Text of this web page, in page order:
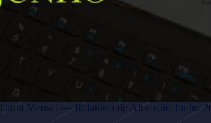
Carta Mensal — Relatório de Alocação Junho